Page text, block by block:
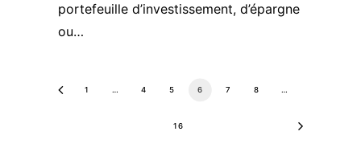
portefeuille d’investissement, d’épargne
ou…
1 … 4 5 6 7 8 …
16